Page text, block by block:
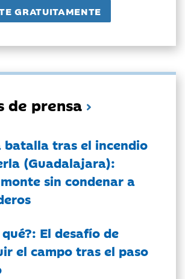
de prensa
batalla tras el incendio
(Guadalajara):
sin condenar a
El desafío de
el campo tras el paso